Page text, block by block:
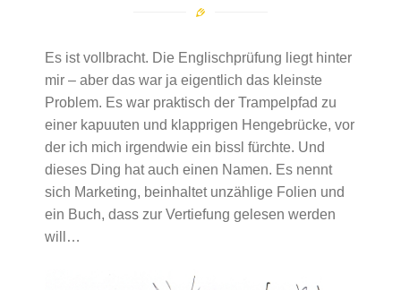
Es ist vollbracht. Die Englischprüfung liegt hinter
mir – aber das war ja eigentlich das kleinste
Problem. Es war praktisch der Trampelpfad zu
einer kapuuten und klapprigen Hengebrücke, vor
der ich mich irgendwie ein bissl fürchte. Und
dieses Ding hat auch einen Namen. Es nennt
sich Marketing, beinhaltet unzählige Folien und
ein Buch, dass zur Vertiefung gelesen werden
will…